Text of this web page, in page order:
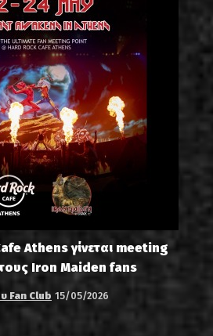
Athens γίνεται meeting
Iron Maiden fans
Fan Club 15/05/2026